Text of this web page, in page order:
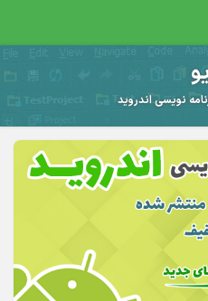
نویسی اندروید